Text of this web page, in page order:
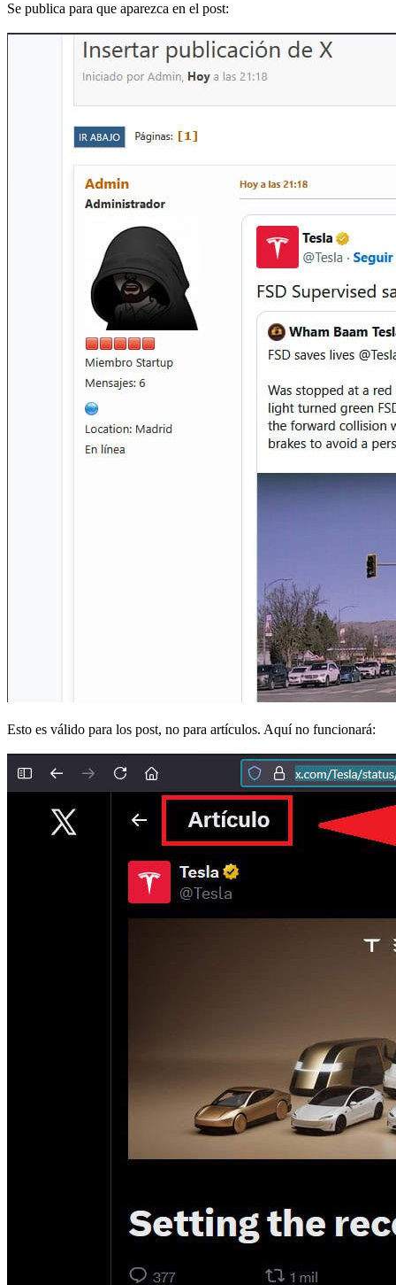
Se publica para que aparezca en el post:
Esto es válido para los post, no para artículos. Aquí no funcionará: